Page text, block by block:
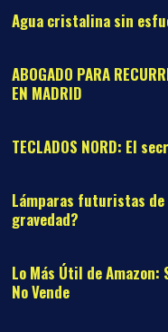
Agua cristalina sin
ABOGADO PARA
EN MADRID
TECLADOS NORD: El
Lámparas futuristas
gravedad?
Lo Más Útil de
No Vende